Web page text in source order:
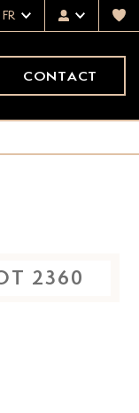
FR
CONTACT
2360